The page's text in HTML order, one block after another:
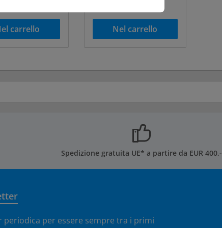
carrello Nel carrello
Spedizione gratuita UE* a partire da EUR 400,-
per essere sempre tra i primi